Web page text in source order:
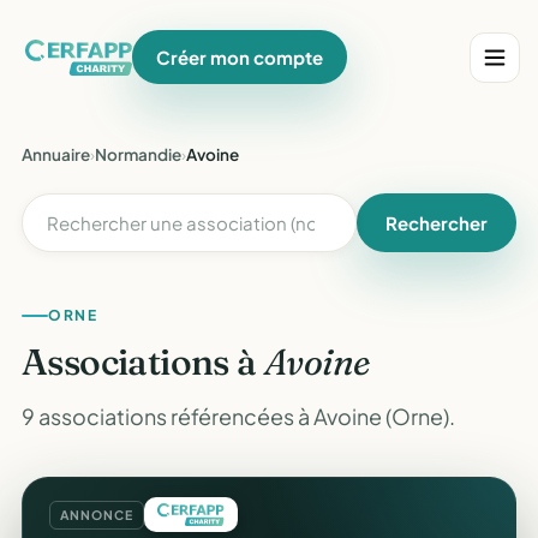
Créer mon compte
Annuaire›Normandie›Avoine
Rechercher
ORNE
Associations àAvoine
9 associations référencées à Avoine (Orne).
ANNONCE